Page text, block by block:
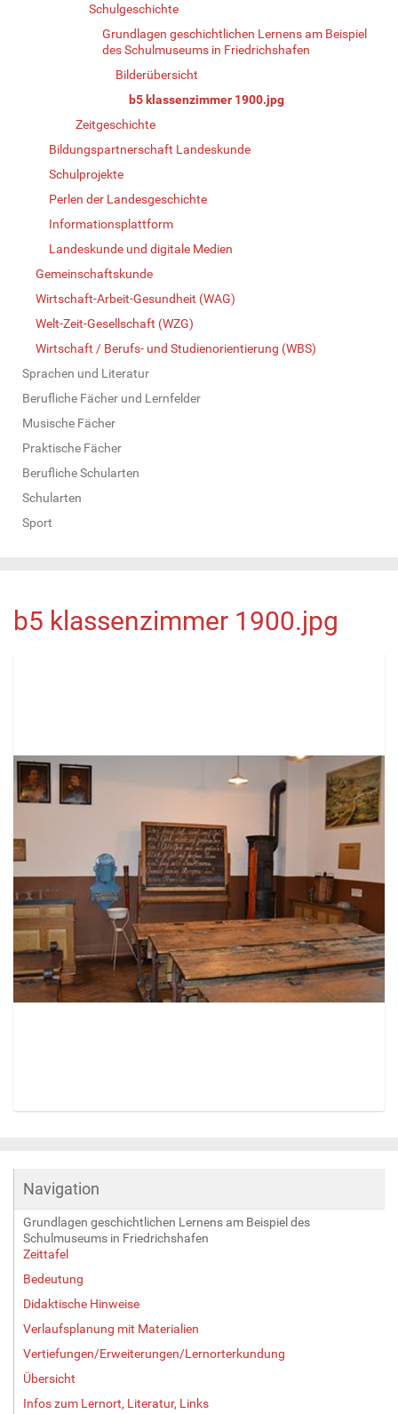
Schulgeschichte
Grundlagen geschichtlichen Lernens am Beispiel
des Schulmuseums in Friedrichshafen
Bilderübersicht
b5 klassenzimmer 1900.jpg
Zeitgeschichte
Bildungspartnerschaft Landeskunde
Schulprojekte
Perlen der Landesgeschichte
Informationsplattform
Landeskunde und digitale Medien
Gemeinschaftskunde
Wirtschaft-Arbeit-Gesundheit (WAG)
Welt-Zeit-Gesellschaft (WZG)
Wirtschaft / Berufs- und Studienorientierung (WBS)
Sprachen und Literatur
Berufliche Fächer und Lernfelder
Musische Fächer
Praktische Fächer
Berufliche Schularten
Schularten
Sport
b5 klassenzimmer 1900.jpg
e
B
i
l
d
i
n
o
l
e
Navigation
Grundlagen geschichtlichen Lernens am Beispiel des
Schulmuseums in Friedrichshafen
Zeittafel
Bedeutung
Didaktische Hinweise
Verlaufsplanung mit Materialien
Vertiefungen/Erweiterungen/Lernorterkundung
Übersicht
Infos zum Lernort, Literatur, Links